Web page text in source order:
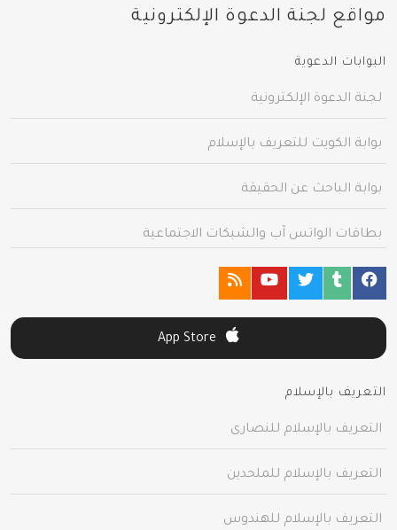
مواقع لجنة الدعوة الإلكترونية
البوابات الدعوية
لجنة الدعوة الإلكترونية
بوابة الكويت للتعريف بالإسلام
بوابة الباحث عن الحقيقة
بطاقات الواتس آب والشبكات الاجتماعية
التعريف بالإسلام
التعريف بالإسلام للنصارى
التعريف بالإسلام للملحدين
التعريف بالإسلام للهندوس